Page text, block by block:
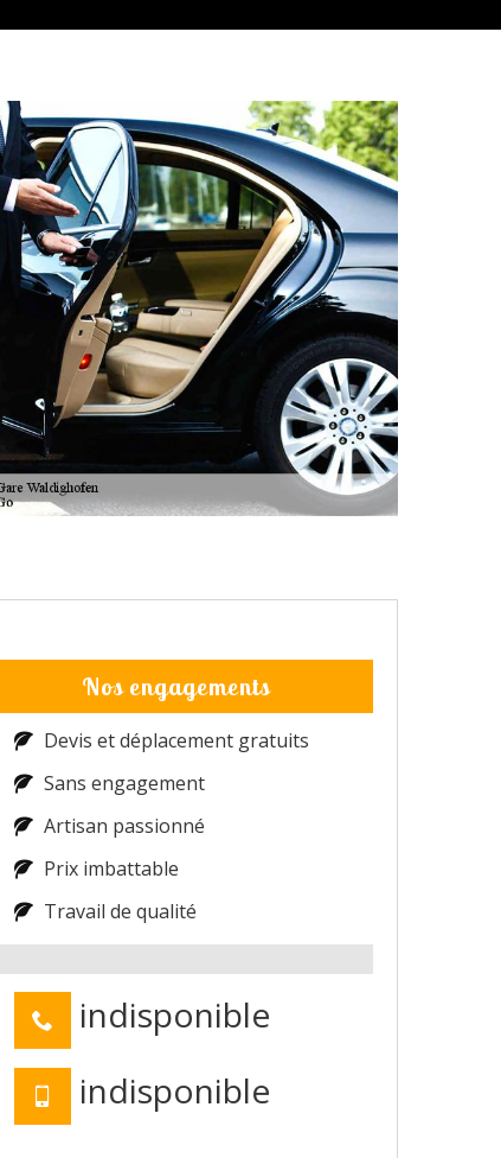
Nos engagements
Devis et déplacement gratuits
Sans engagement
Artisan passionné
Prix imbattable
Travail de qualité
indisponible
indisponible